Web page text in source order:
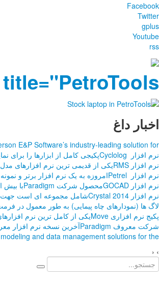
Facebook
Twitter
gplus
Youtube
rss
اخبار داغ
E&P Software’s industry-leading solution for
نرم افزار Cyclologپکیجی کامل از ابزارها را برای نمایش، آنالیز، تفسیر و پلات
نرم افزار RMSیکی از قدیمی ترین نرم افزارهای مدل سازی زمین شناسی برای
نرم افزار Petrelامروزه به یک نرم افزار برتر و نمونه در بخش بالادستی
نرم افزار GOCADمحصول شرکت Paradigmبا بیش از 20 سالبقه درخشان، یکی از نرم افزارهای شناخته
نرم افزار Crystal 2014شامل مجموعه ای است جهت مهندسی زیر سطحی و مدل سازی
لاگ ها (نمودارهای چاه پیمایی) به طور معمول در
پکیج نرم افزاری Moveیکی از کامل ترین نرم افزارهای مدل سازی زمین شناسی ساختمانی
شرکت معروف Paradigmآخرین نسخه نرم افزار معروف خود را ارائه کرده است. نرم افزار Paradigmیکی
and data management solutions for the
›
‹